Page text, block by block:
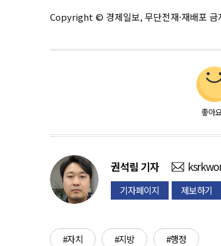
Copyright © 경제일보, 무단전재·재배포 금
좋아요
권석림 기자
기자페이지 제보하기
#자치 #지방 #행정